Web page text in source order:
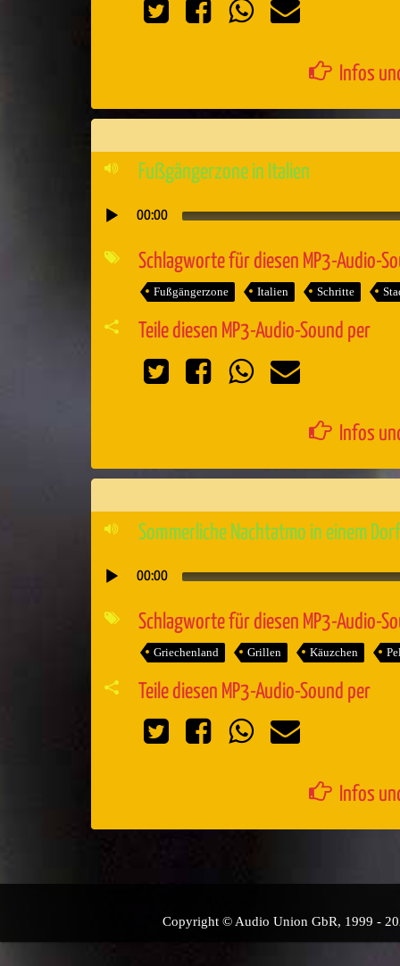
Infos
Fußgängerzone in Italien
Audio-
Player
00:00
Schlagworte für diesen MP3-Audio-
Fußgängerzone Italien Schritte
Teile diesen MP3-Audio-Sound per
Infos
Sommerliche Nachtatmo in einem
Audio-
Player
00:00
Schlagworte für diesen MP3-Audio-
Griechenland Grillen Käuzchen
Teile diesen MP3-Audio-Sound per
Infos
Copyright © Audio Union GbR, 1999 -